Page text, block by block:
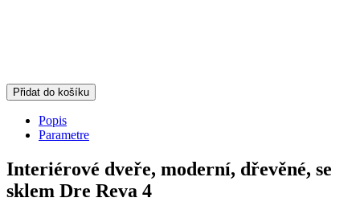
Přidat do košíku
Popis
Parametre
Interiérové dveře, moderní, dřevěné, se
sklem Dre Reva 4